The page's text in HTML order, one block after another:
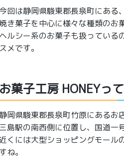
今回は静岡県駿東郡長泉町にある
き菓子を中心に様々な種類のお
ヘルシー系のお菓子も扱っている
スメです。
お菓子工房 HONEYっ
静岡県駿東郡長泉町竹原にあるお
三島駅の南西側に位置し、国道一
近くには大型ショッピングモール
すね。